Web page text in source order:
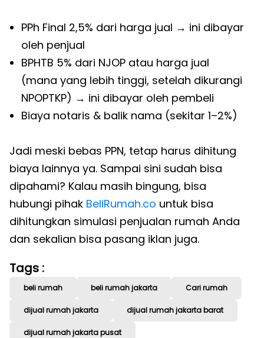
PPh Final 2,5% dari harga jual → ini dibayar
oleh penjual
BPHTB 5% dari NJOP atau harga jual
(mana yang lebih tinggi, setelah dikurangi
NPOPTKP) → ini dibayar oleh pembeli
Biaya notaris & balik nama (sekitar 1–2%)
Jadi meski bebas PPN, tetap harus dihitung
biaya lainnya ya. Sampai sini sudah bisa
dipahami? Kalau masih bingung, bisa
hubungi pihak BeliRumah.co untuk bisa
dihitungkan simulasi penjualan rumah Anda
dan sekalian bisa pasang iklan juga.
Tags :
beli rumah beli rumah jakarta Cari rumah
dijual rumah jakarta dijual rumah jakarta barat
dijual rumah jakarta pusat